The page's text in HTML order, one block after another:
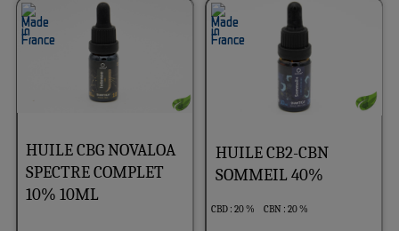
HUILE CBG NOVALOA
SPECTRE COMPLET
10% 10ML
HUILE CB2-CBN
SOMMEIL 40%
CBD : 20 % CBN : 20 %